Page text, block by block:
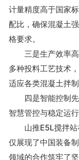
计量精度高于国家
配比，确保混凝土
格要求。
三是生产效率
多种投料工艺技术
适应各类混凝土拌制
四是智能控制
智慧管控与稳定运
山推E5L搅拌
仅展现了中国装备
领域的合作筑牢了